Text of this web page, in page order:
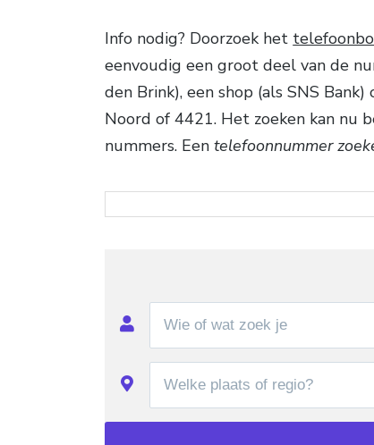
Info nodig? Doorzoek het
eenvoudig een groot deel van de
den Brink), een shop (als SNS
Noord of 4421. Het zoeken kan nu
nummers. Eentelefoonnummer